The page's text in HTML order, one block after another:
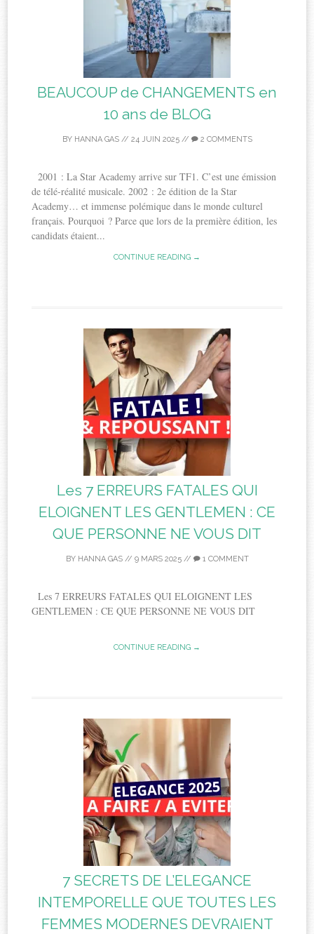
BEAUCOUP de CHANGEMENTS en
10 ans de BLOG
BY HANNA GAS// 24 JUIN 2025// 2 COMMENTS
2001 : La Star Academy arrive sur TF1. C’est une émission
de télé-réalité musicale. 2002 : 2e édition de la Star
Academy… et immense polémique dans le monde culturel
français. Pourquoi ? Parce que lors de la première édition, les
candidats étaient...
CONTINUE READING →
Les 7 ERREURS FATALES QUI
ELOIGNENT LES GENTLEMEN : CE
QUE PERSONNE NE VOUS DIT
BY HANNA GAS// 9 MARS 2025// 1 COMMENT
Les 7 ERREURS FATALES QUI ELOIGNENT LES
GENTLEMEN : CE QUE PERSONNE NE VOUS DIT
CONTINUE READING →
7 SECRETS DE L’ELEGANCE
INTEMPORELLE QUE TOUTES LES
FEMMES MODERNES DEVRAIENT